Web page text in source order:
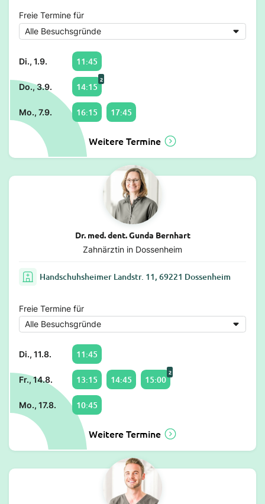
Freie Termine für
Di., 1.9. 11:45
Do., 3.9. 14:15
2
Mo., 7.9. 16:15 17:45
Weitere Termine
Dr. med. dent. Gunda Bernhart
Zahnärztin in Dossenheim
Handschuhsheimer Landstr. 11, 69221 Dossenheim
Freie Termine für
Di., 11.8. 11:45
Fr., 14.8. 13:15 14:45 15:00
2
Mo., 17.8. 10:45
Weitere Termine